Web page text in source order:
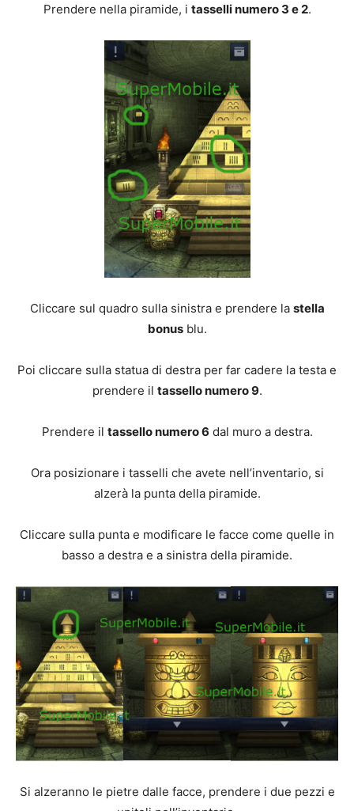
Prendere nella piramide, i tasselli numero 3 e 2.
Cliccare sul quadro sulla sinistra e prendere la stella
bonusblu.
Poi cliccare sulla statua di destra per far cadere la testa e
prendere il tassello numero 9.
Prendere il tassello numero 6 dal muro a destra.
Ora posizionare i tasselli che avete nell’inventario, si
alzerà la punta della piramide.
Cliccare sulla punta e modificare le facce come quelle in
basso a destra e a sinistra della piramide.
Si alzeranno le pietre dalle facce, prendere i due pezzi e